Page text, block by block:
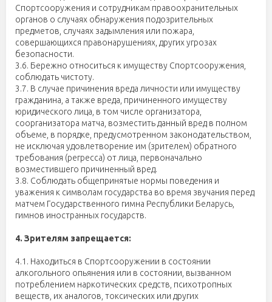
Спортсооружения и сотрудникам правоохранительных
органов о случаях обнаружения подозрительных
предметов, случаях задымления или пожара,
совершающихся правонарушениях, других угрозах
безопасности.
3.6. Бережно относиться к имуществу Спортсооружения,
соблюдать чистоту.
3.7. В случае причинения вреда личности или имуществу
гражданина, а также вреда, причиненного имуществу
юридического лица, в том числе организатора,
соорганизатора матча, возместить данный вред в полном
объеме, в порядке, предусмотренном законодательством,
не исключая удовлетворение им (зрителем) обратного
требования (регресса) от лица, первоначально
возместившего причиненный вред.
3.8. Соблюдать общепринятые нормы поведения и
уважения к символам государства во время звучания перед
матчем Государственного гимна Республики Беларусь,
гимнов иностранных государств.
4. Зрителям запрещается:
4.1. Находиться в Спортсооружении в состоянии
алкогольного опьянения или в состоянии, вызванном
потреблением наркотических средств, психотропных
веществ, их аналогов, токсических или других